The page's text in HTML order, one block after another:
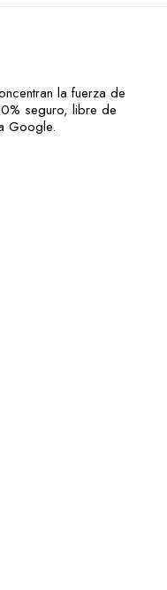
la fuerza de
seguro, libre de
Google.